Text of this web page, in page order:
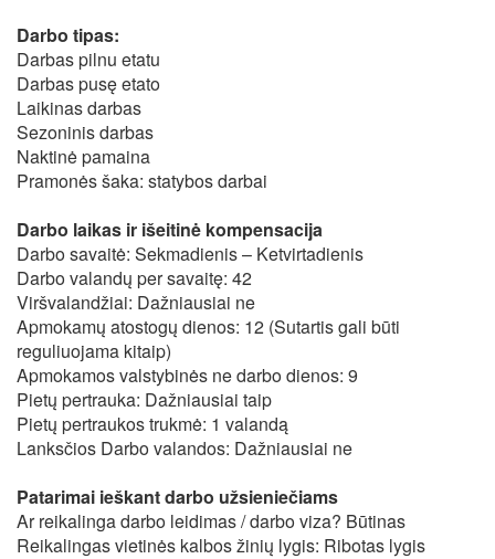
Darbo tipas:
Darbas pilnu etatu
Darbas pusę etato
Laikinas darbas
Sezoninis darbas
Naktinė pamaina
Pramonės šaka: statybos darbai
Darbo laikas ir išeitinė kompensacija
Darbo savaitė: Sekmadienis – Ketvirtadienis
Darbo valandų per savaitę: 42
Viršvalandžiai: Dažniausiai ne
Apmokamų atostogų dienos: 12 (Sutartis gali būti
reguliuojama kitaip)
Apmokamos valstybinės ne darbo dienos: 9
Pietų pertrauka: Dažniausiai taip
Pietų pertraukos trukmė: 1 valandą
Lanksčios Darbo valandos: Dažniausiai ne
Patarimai ieškant darbo užsieniečiams
Ar reikalinga darbo leidimas / darbo viza? Būtinas
Reikalingas vietinės kalbos žinių lygis: Ribotas lygis